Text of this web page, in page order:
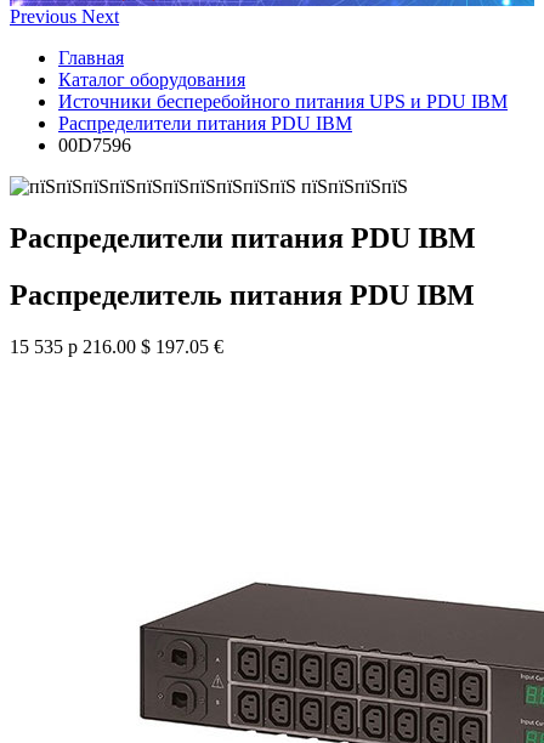
Previous Next
Главная
Каталог оборудования
Источники бесперебойного питания UPS и PDU IBM
Распределители питания PDU IBM
00D7596
Распределители питания PDU IBM
Распределитель питания PDU IBM
15 535 р 216.00 $ 197.05 €